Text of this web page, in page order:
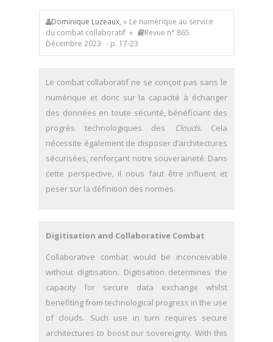
Dominique Luzeaux, « Le numérique au service
du combat collaboratif »
Revue n° 865
Décembre 2023 - p. 17-23
Le combat collaboratif ne se conçoit pas sans le
numérique et donc sur la capacité à échanger
des données en toute sécurité, bénéficiant des
progrès technologiques des
Clouds. Cela
nécessite également de disposer d’architectures
sécurisées, renforçant notre souveraineté. Dans
cette perspective, il nous faut être influent et
peser sur la définition des normes.
Digitisation and Collaborative Combat
Collaborative combat would be inconceivable
without digitisation. Digitisation determines the
capacity for secure data exchange whilst
benefiting from technological progress in the use
of clouds. Such use in turn requires secure
architectures to boost our sovereignty. With this